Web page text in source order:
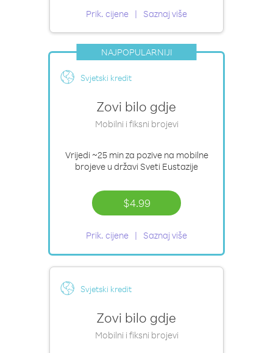
Prik. cijene Saznaj više
NAJPOPULARNIJI
Svjetski kredit
Zovi bilo gdje
Mobilni i fiksni brojevi
Vrijedi ~25 minza pozive na mobilne
brojeve u državi Sveti Eustazije
$4.99
Prik. cijene Saznaj više
Svjetski kredit
Zovi bilo gdje
Mobilni i fiksni brojevi